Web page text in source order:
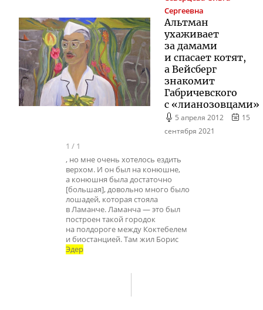
Сергеевна
Альтман
ухаживает
за дамами
и спасает котят,
а Вейсберг
знакомит
Габричевского
с «лианозовцами»
5 апреля 2012
15
сентября 2021
1 / 1
, но мне очень хотелось ездить
верхом. И он был на конюшне,
а конюшня была достаточно
[большая], довольно много было
лошадей, которая стояла
в Ламанче. Ламанча — это был
построен такой городок
на полдороге между Коктебелем
и биостанцией. Там жил Борис
Эдер